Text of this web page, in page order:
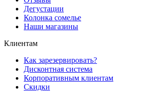
Дегустации
Колонка сомелье
Наши магазины
Клиентам
Как зарезервировать?
Дисконтная система
Корпоративным клиентам
Скидки